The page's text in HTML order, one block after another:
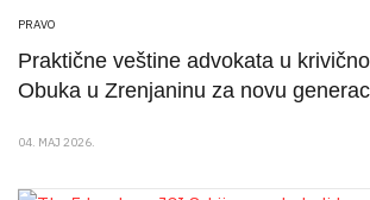
PRAVO
Praktične veštine advokata u
Obuka u Zrenjaninu za novu
04. MAJ 2026.